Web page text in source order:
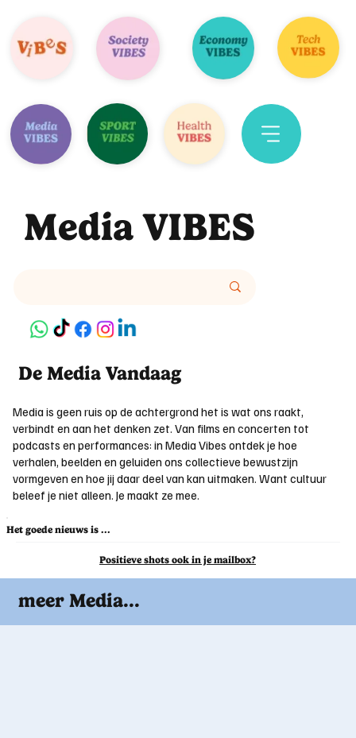
Media VIBES
De Media Vandaag
Media is geen ruis op de achtergrond het is wat ons raakt,
verbindt en aan het denken zet. Van films en concerten tot
podcasts en performances: in Media Vibes ontdek je hoe
verhalen, beelden en geluiden ons collectieve bewustzijn
vormgeven en hoe jij daar deel van kan uitmaken. Want cultuur
beleef je niet alleen. Je maakt ze mee.
Het goede nieuws is ...
Positieve shots ook in je mailbox?
meer Media...